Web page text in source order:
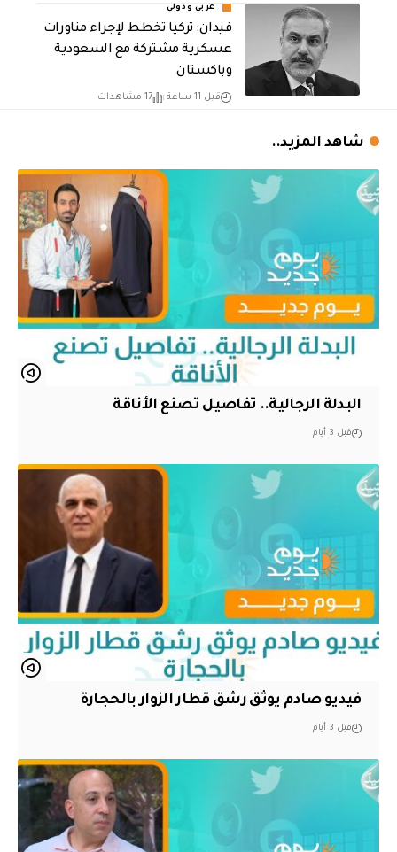
عربي ودولي
فيدان: تركيا تخطط لإجراء مناورات
عسكرية مشتركة مع السعودية
وباكستان
قبل 11 ساعة 17 مشاهدات
شاهد المزيد..
البدلة الرجالية.. تفاصيل تصنع الأناقة
قبل 3 أيام
فيديو صادم يوثق رشق قطار الزوار بالحجارة
قبل 3 أيام